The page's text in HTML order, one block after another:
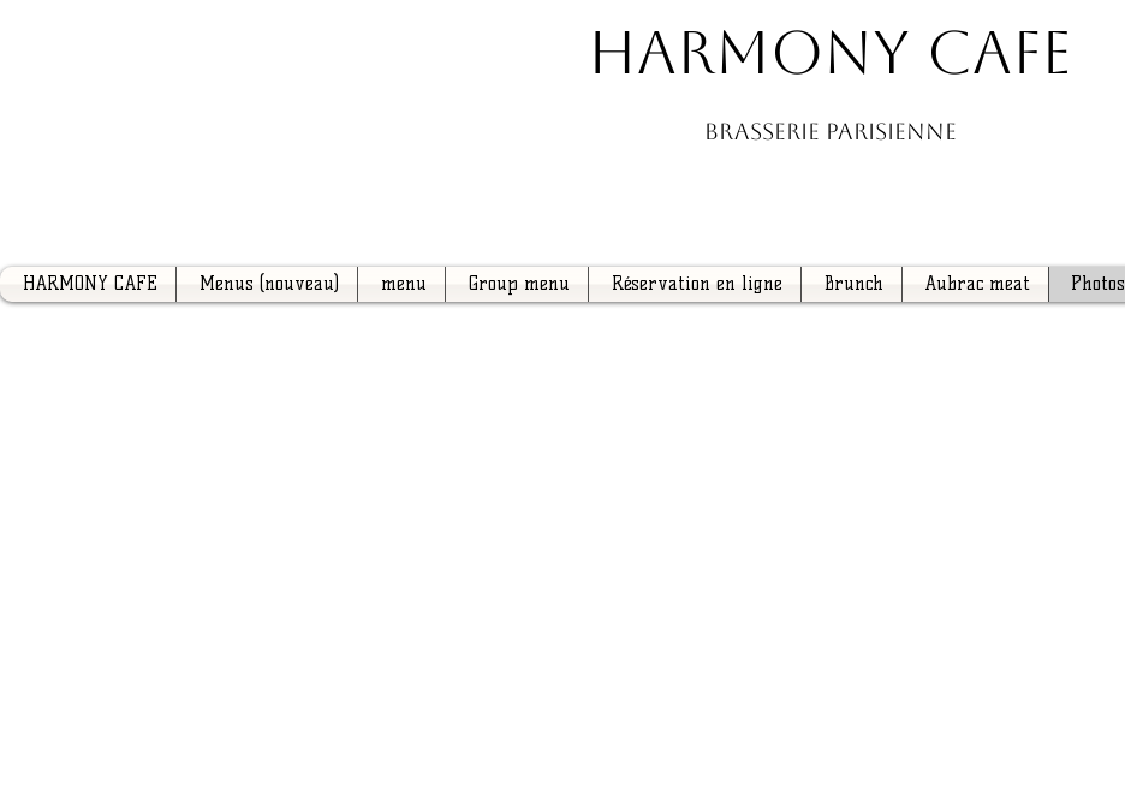
HARMONY CAFE
BRASSERIE PARISIENNE
HARMONY CAFE Menus (nouveau) menu Group menu Réservation en ligne Brunch Aubrac meat Photos